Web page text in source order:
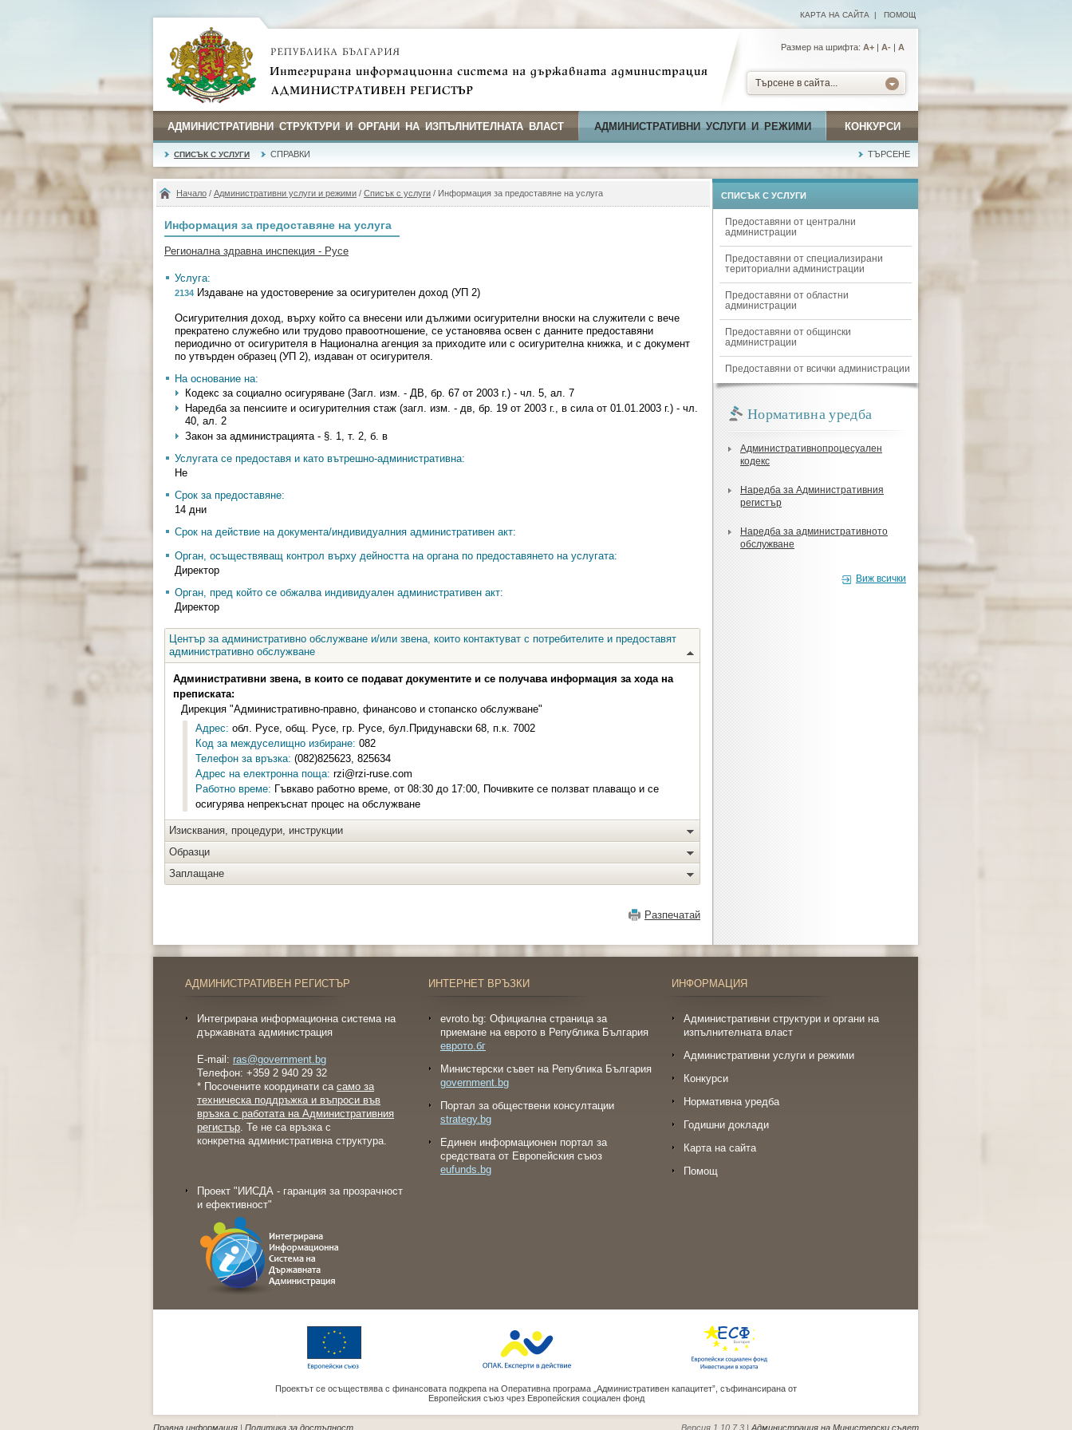
КАРТА НА САЙТА | ПОМОЩ
Размер на шрифта: А+ | A- | A
Търсене в сайта...
АДМИНИСТРАТИВНИ СТРУКТУРИ И ОРГАНИ НА ИЗПЪЛНИТЕЛНАТА ВЛАСТ АДМИНИСТРАТИВНИ УСЛУГИ И РЕЖИМИ КОНКУРСИ
СПИСЪК С УСЛУГИ СПРАВКИ ТЪРСЕНЕ
Начало / Административни услуги и режими / Списък с услуги / Информация за предоставяне на услуга
Информация за предоставяне на услуга
Регионална здравна инспекция - Русе
Услуга:
2134 Издаване на удостоверение за осигурителен доход (УП 2)
Осигурителния доход, върху който са внесени или дължими осигурителни вноски на служители с вече
прекратено служебно или трудово правоотношение, се установява освен с данните предоставяни
периодично от осигурителя в Национална агенция за приходите или с осигурителна книжка, и с документ
по утвърден образец (УП 2), издаван от осигурителя.
На основание на:
Кодекс за социално осигуряване (Загл. изм. - ДВ, бр. 67 от 2003 г.) - чл. 5, ал. 7
Наредба за пенсиите и осигурителния стаж (загл. изм. - дв, бр. 19 от 2003 г., в сила от 01.01.2003 г.) - чл.
40, ал. 2
Закон за администрацията - §. 1, т. 2, б. в
Услугата се предоставя и като вътрешно-административна:
Не
Срок за предоставяне:
14 дни
Срок на действие на документа/индивидуалния административен акт:
Орган, осъществяващ контрол върху дейността на органа по предоставянето на услугата:
Директор
Орган, пред който се обжалва индивидуален административен акт:
Директор
Център за административно обслужване и/или звена, които контактуват с потребителите и предоставят
административно обслужване
Административни звена, в които се подават документите и се получава информация за хода на
преписката:
Дирекция "Административно-правно, финансово и стопанско обслужване"
Адрес: обл. Русе, общ. Русе, гр. Русе, бул.Придунавски 68, п.к. 7002
Код за междуселищно избиране: 082
Телефон за връзка: (082)825623, 825634
Адрес на електронна поща: rzi@rzi-ruse.com
Работно време: Гъвкаво работно време, от 08:30 до 17:00, Почивките се ползват плаващо и се
осигурява непрекъснат процес на обслужване
Изисквания, процедури, инструкции
Образци
Заплащане
Разпечатай
СПИСЪК С УСЛУГИ
Предоставяни от централни
администрации
Предоставяни от специализирани
териториални администрации
Предоставяни от областни
администрации
Предоставяни от общински
администрации
Предоставяни от всички администрации
Нормативна уредба
Административнопроцесуален
кодекс
Наредба за Административния
регистър
Наредба за административното
обслужване
Виж всички
АДМИНИСТРАТИВЕН РЕГИСТЪР
Интегрирана информационна система на
държавната администрация
E-mail: ras@government.bg
Телефон: +359 2 940 29 32
* Посочените координати са само за
техническа поддръжка и въпроси във
връзка с работата на Административния
регистър. Те не са връзка с
конкретна административна структура.
Проект "ИИСДА - гаранция за прозрачност
и ефективност"
ИНТЕРНЕТ ВРЪЗКИ
evroto.bg: Официална страница за
приемане на еврото в Република България
еврото.бг
Министерски съвет на Република България
government.bg
Портал за обществени консултации
strategy.bg
Eдинен информационен портал за
средствата от Европейския съюз
eufunds.bg
ИНФОРМАЦИЯ
Административни структури и органи на
изпълнителната власт
Административни услуги и режими
Конкурси
Нормативна уредба
Годишни доклади
Карта на сайта
Помощ
Проектът се осъществява с финансовата подкрепа на Оперативна програма „Административен капацитет”, съфинансирана от
Европейския съюз чрез Европейския социален фонд
Правна информация | Политика за достъпност Версия 1.10.7.3 | Администрация на Министерски съвет